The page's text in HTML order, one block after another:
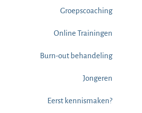
Groepscoaching
Online Trainingen
Burn-out behandeling
Jongeren
Eerst kennismaken?